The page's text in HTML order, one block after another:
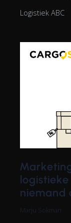
Logistiek ABC
niemand
Marju Sokman